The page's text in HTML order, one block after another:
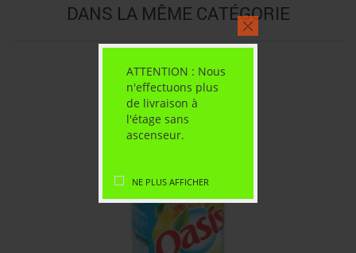
ATTENTION : Nous
n'effectuons plus
de livraison à
l'étage sans
ascenseur.
NE PLUS AFFICHER
DANS LA MÊME CATÉGORIE